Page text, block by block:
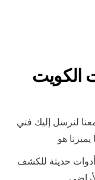
لنرسل إليك فني
هو
حديثة للكشف